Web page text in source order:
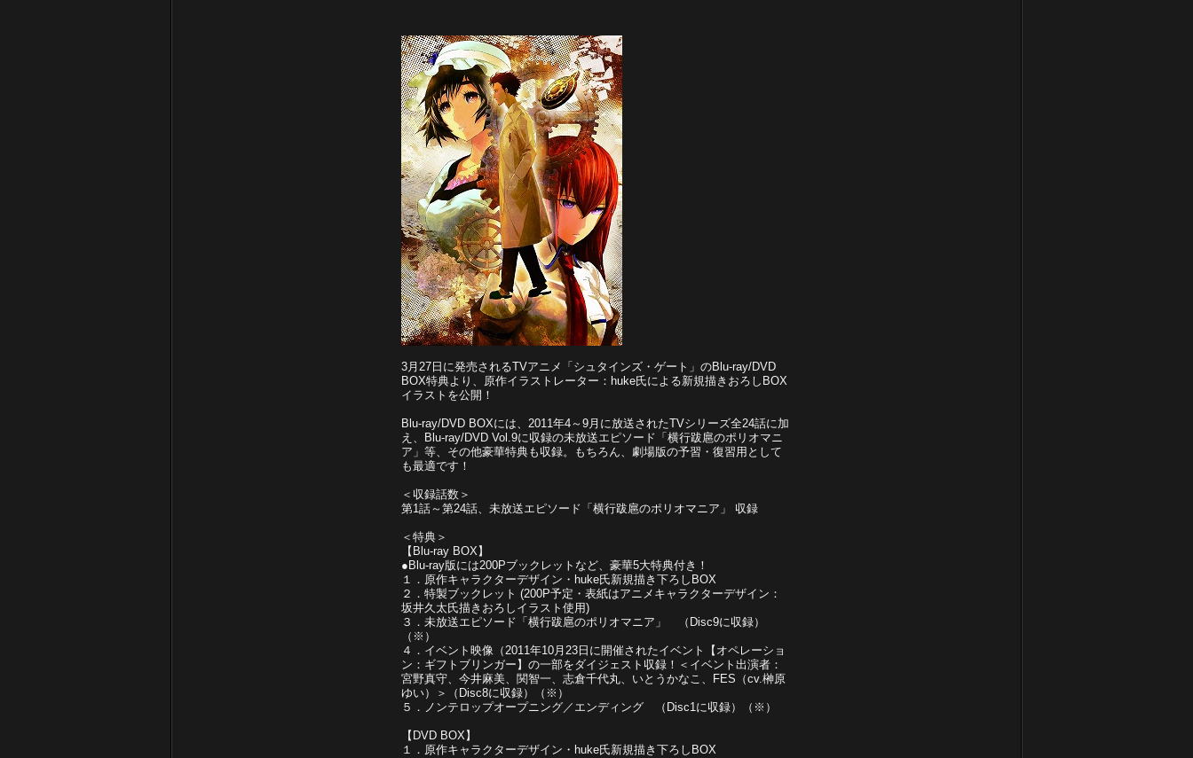
3月27日に発売されるTVアニメ「シュタインズ・ゲート」のBlu-ray/DVD
BOX特典より、原作イラストレーター：huke氏による新規描きおろしBOX
イラストを公開！
Blu-ray/DVD BOXには、2011年4～9月に放送されたTVシリーズ全24話に加
え、Blu-ray/DVD Vol.9に収録の未放送エピソード「横行跋扈のポリオマニ
ア」等、その他豪華特典も収録。もちろん、劇場版の予習・復習用として
も最適です！
＜収録話数＞
第1話～第24話、未放送エピソード「横行跋扈のポリオマニア」 収録
＜特典＞
【Blu-ray BOX】
●Blu-ray版には200Pブックレットなど、豪華5大特典付き！
１．原作キャラクターデザイン・huke氏新規描き下ろしBOX
２．特製ブックレット (200P予定・表紙はアニメキャラクターデザイン：
坂井久太氏描きおろしイラスト使用)
３．未放送エピソード「横行跋扈のポリオマニア」 （Disc9に収録）
（※）
４．イベント映像（2011年10月23日に開催されたイベント【オペレーショ
ン：ギフトブリンガー】の一部をダイジェスト収録！＜イベント出演者：
宮野真守、今井麻美、関智一、志倉千代丸、いとうかなこ、FES（cv.榊原
ゆい）＞（Disc8に収録）（※）
５．ノンテロップオープニング／エンディング （Disc1に収録）（※）
【DVD BOX】
１．原作キャラクターデザイン・huke氏新規描き下ろしBOX